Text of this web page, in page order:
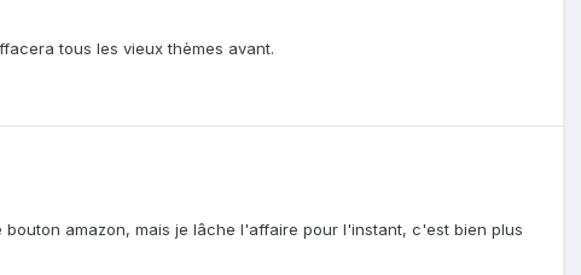
tous les vieux thèmes avant.
amazon, mais je lâche l'affaire pour l'instant, c'est bien plus